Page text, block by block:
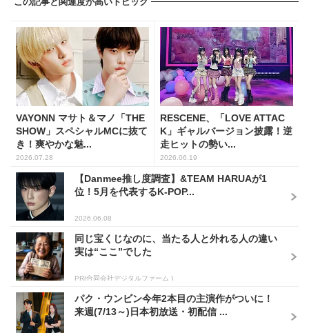
VAYONN マサト＆マノ「THE
SHOW」スペシャルMCに抜て
き！爽やかな魅...
2026.07.28
RESCENE、「LOVE ATTAC
K」ギャルバージョン披露！逆
走ヒットの勢い...
2026.06.19
【Danmee推し度調査】&TEAM HARUAが1
位！5月を代表するK-POP...
2026.06.08
同じ宝くじなのに、当たる人と外れる人の違い
実は“ここ”でした
PR(合同会社デジタルファーム )
パク・ウンビン今年2本目の主演作がついに！
来週(7/13～)日本初放送・初配信 ...